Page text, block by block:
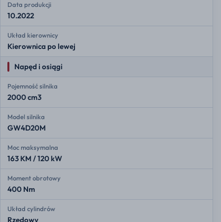
Data produkcji
10.2022
Układ kierownicy
Kierownica po lewej
Napęd i osiągi
Pojemność silnika
2000 cm3
Model silnika
GW4D20M
Moc maksymalna
163 KM / 120 kW
Moment obrotowy
400 Nm
Układ cylindrów
Rzędowy